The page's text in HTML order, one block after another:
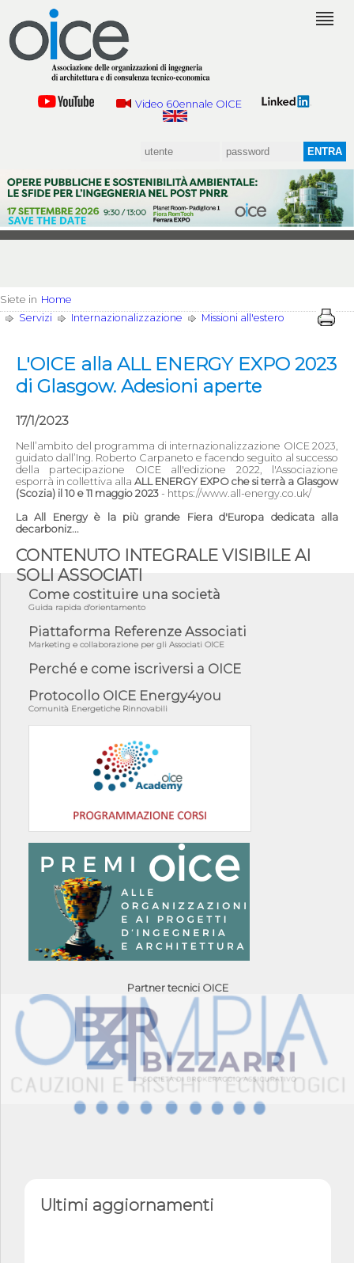
Video 60ennale OICE
Siete in Home
Servizi
Internazionalizzazione Missioni all'estero
L'OICE alla ALL ENERGY EXPO 2023
di Glasgow. Adesioni aperte
17/1/2023
Nell’ambito del programma di internazionalizzazione OICE 2023,
guidato dall’Ing. Roberto Carpaneto e facendo seguito al successo
della partecipazione OICE all'edizione 2022, l'Associazione
esporrà in collettiva alla ALL ENERGY EXPO che si terrà a Glasgow
(Scozia) il 10 e 11 maggio 2023 - https://www.all-energy.co.uk/
La All Energy è la più grande Fiera d'Europa dedicata alla
decarboniz...
CONTENUTO INTEGRALE VISIBILE AI
SOLI ASSOCIATI
Come costituire una società
Guida rapida d'orientamento
Piattaforma Referenze Associati
Marketing e collaborazione per gli Associati OICE
Perché e come iscriversi a OICE
Protocollo OICE Energy4you
Comunità Energetiche Rinnovabili
Partner tecnici OICE
Ultimi aggiornamenti